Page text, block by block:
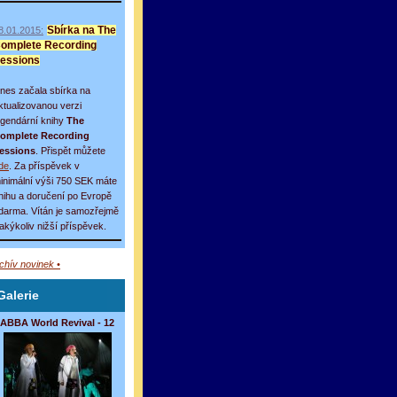
Sbírka na The
Recording
začala sbírka na
verzi
knihy The
Recording
. Přispět můžete
. Za příspěvek v
výši 750 SEK máte
a doručení po Evropě
Vítán je samozřejmě
nižší příspěvek.
novinek •
ABBA World Revival - 12